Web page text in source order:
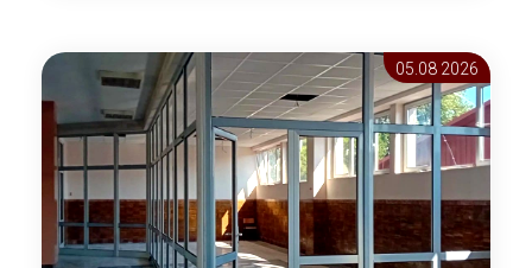
05.08 2026